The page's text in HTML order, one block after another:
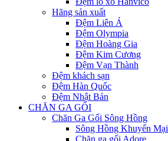
Hãng sản xuất
Đệm Liên Á
Đệm Olympia
Đệm Hoàng Gia
Đệm Kim Cương
Đệm Vạn Thành
Đệm khách sạn
Đệm Hàn Quốc
Đệm Nhật Bản
CHĂN GA GỐI
Chăn Ga Gối Sông Hồng
Sông Hồng Khuyến Mại
Chăn ga gối Adore